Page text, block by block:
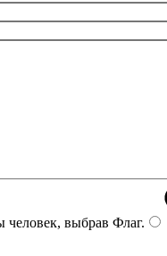
человек, выбрав Флаг.